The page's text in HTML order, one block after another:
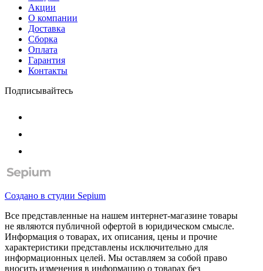
Акции
О компании
Доставка
Сборка
Оплата
Гарантия
Контакты
Подписывайтесь
Создано в студии Sepium
Все представленные на нашем интернет-магазине товары
не являются публичной офертой в юридическом смысле.
Информация о товарах, их описания, цены и прочие
характеристики представлены исключительно для
информационных целей. Мы оставляем за собой право
вносить изменения в информацию о товарах без